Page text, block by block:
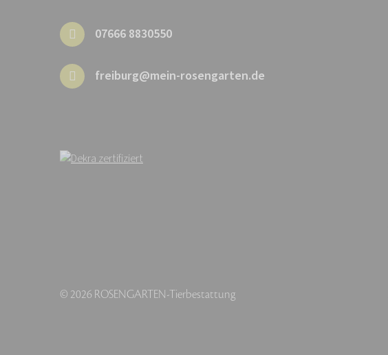
07666 8830550
freiburg@mein-rosengarten.de
© 2026 ROSENGARTEN-Tierbestattung